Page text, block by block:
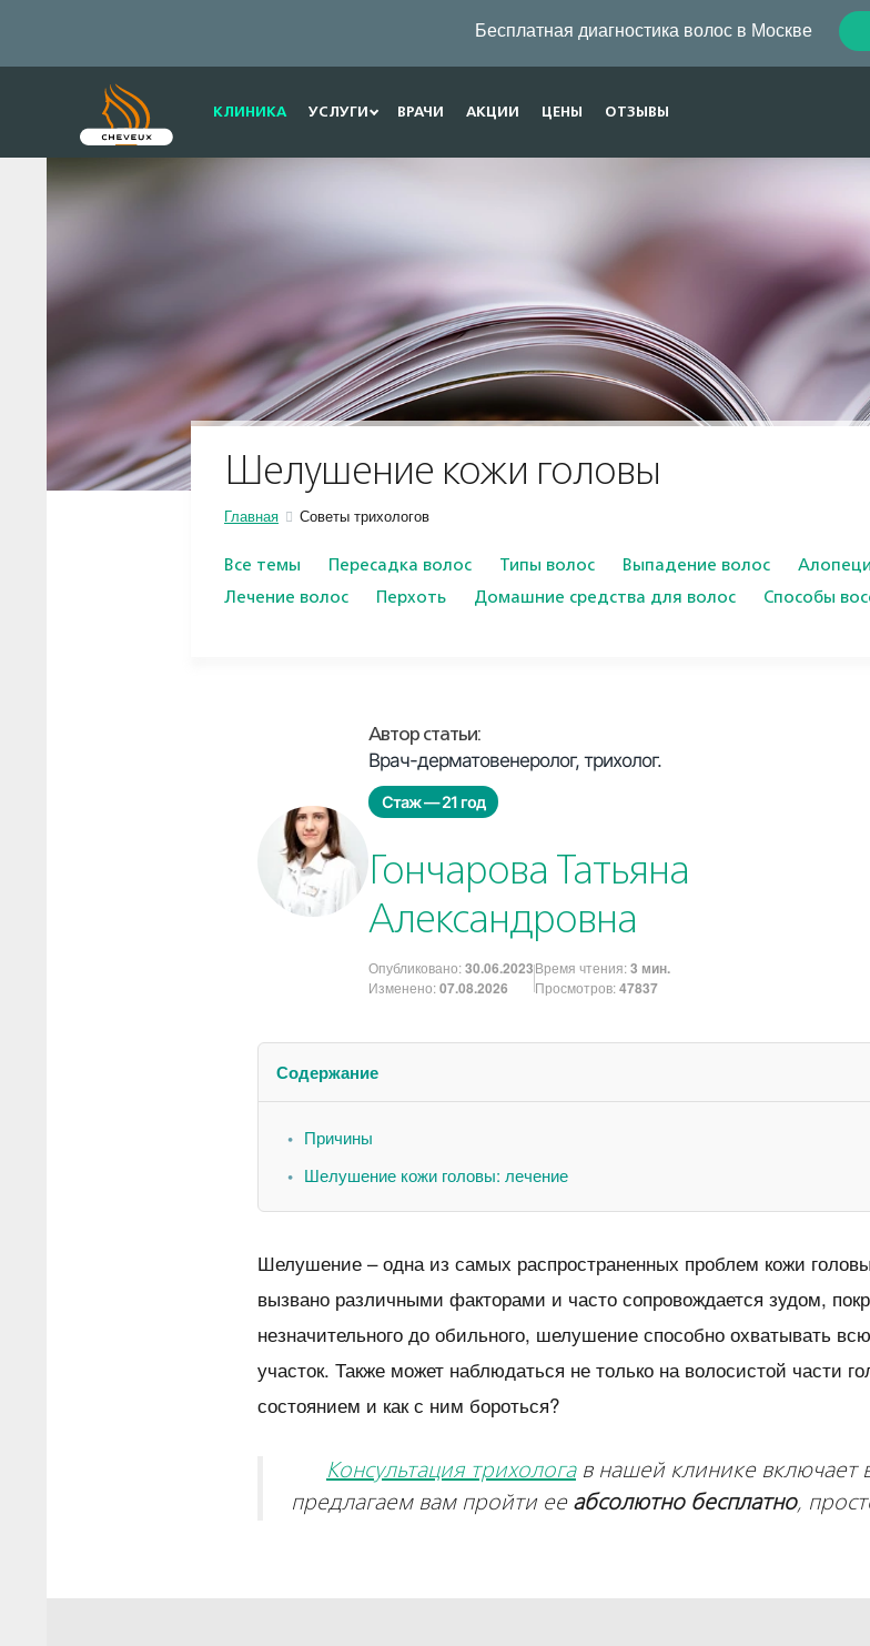
Бесплатная диагностика волос в Москве
КЛИНИКА УСЛУГИ ВРАЧИ АКЦИИ ЦЕНЫ ОТЗЫВЫ
Шелушение кожи головы
Главная Советы трихологов
Все темы Пересадка волос Типы волос Выпадение волос
Лечение волос
Перхоть Домашние средства для волос Cпособы
Автор статьи:
Врач-дерматовенеролог, трихолог.
Стаж — 21 год
Гончарова Татьяна
Александровна
Опубликовано:30.06.2023
Изменено:07.08.2026
Время чтения:3 мин.
Просмотров:47837
Содержание
Причины
Шелушение кожи головы: лечение
Шелушение – одна из самых распространенных проблем кожи
вызвано различными факторами и часто сопровождается зудом,
незначительного до обильного, шелушение способно охватывать
участок. Также может наблюдаться не только на волосистой части
состоянием и как с ним бороться?
Консультация трихологав нашей клинике включает
предлагаем вам пройти ее абсолютно бесплатно,